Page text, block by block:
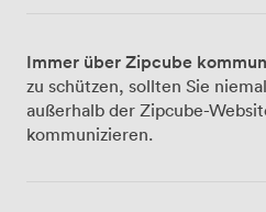
Immer über Zipcube
zu schützen, sollten Sie
außerhalb der Zipcube-
kommunizieren.